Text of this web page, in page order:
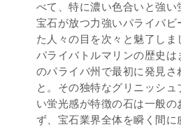
べて、特に濃い色合いと強い
宝石が放つ力強いパライバビ
た人々の目を次々と魅了しま
パライバトルマリンの歴史は
のパライバ州で最初に発見さ
と。その独特なグリニッシュ
い蛍光感が特徴の石は一般の
ず、宝石業界全体を瞬く間に